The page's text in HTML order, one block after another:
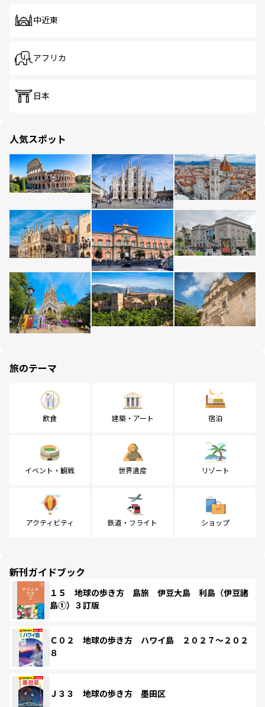
中近東
アフリカ
日本
人気スポット
旅のテーマ
飲食 建築・アート 宿泊
イベント・観戦 世界遺産 リゾート
アクティビティ 鉄道・フライト ショップ
新刊ガイドブック
１５ 地球の歩き方 島旅 伊豆大島 利島（伊豆諸
島①）３訂版
Ｃ０２ 地球の歩き方 ハワイ島 ２０２７～２０２
８
Ｊ３３ 地球の歩き方 墨田区